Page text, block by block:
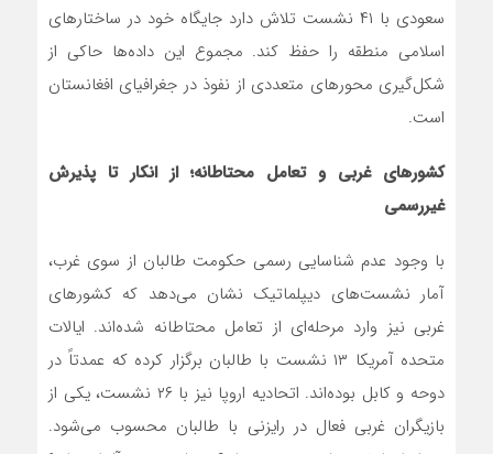
سعودی با ۴۱ نشست تلاش دارد جایگاه خود در ساختارهای
اسلامی منطقه را حفظ کند. مجموع این داده‌ها حاکی از
شکل‌گیری محورهای متعددی از نفوذ در جغرافیای افغانستان
است.
کشورهای غربی و تعامل محتاطانه؛ از انکار تا پذیرش
غیررسمی
با وجود عدم شناسایی رسمی حکومت طالبان از سوی غرب،
آمار نشست‌های دیپلماتیک نشان می‌دهد که کشورهای
غربی نیز وارد مرحله‌ای از تعامل محتاطانه شده‌اند. ایالات
متحده آمریکا ۱۳ نشست با طالبان برگزار کرده که عمدتاً در
دوحه و کابل بوده‌اند. اتحادیه اروپا نیز با ۲۶ نشست، یکی از
بازیگران غربی فعال در رایزنی با طالبان محسوب می‌شود.